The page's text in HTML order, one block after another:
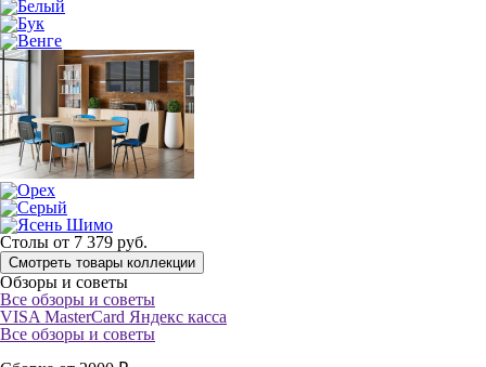
Столы от 7 379 руб.
Смотреть товары коллекции
Обзоры и советы
Все обзоры и советы
VISA MasterCard Яндекс касса
Все обзоры и советы